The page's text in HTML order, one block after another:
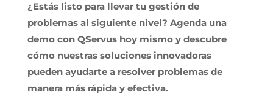
¿Estás listo para llevar tu gestión de
problemas al siguiente nivel? Agenda una
demo con QServus hoy mismo y descubre
cómo nuestras soluciones innovadoras
pueden ayudarte a resolver problemas de
manera más rápida y efectiva.